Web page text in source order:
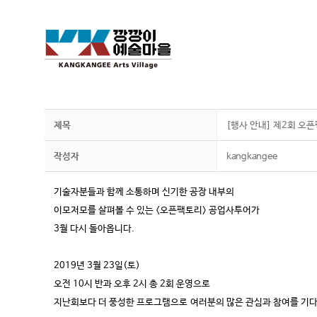
제목 [행사 안내] 제2회 오픈
작성자 kangkangee
기술자분들과 함께 소통하며 신기한 공장 내부의
이모저모를 살펴볼 수 있는 <오픈팩토리> 공업사투어가
3월 다시 돌아옵니다.
2019년 3월 23일(토)
오전 10시 반과 오후 2시 총 2회 운영으로
지난회보다 더 풍성한 프로그램으로 여러분의 많은 관심과 참여를 기